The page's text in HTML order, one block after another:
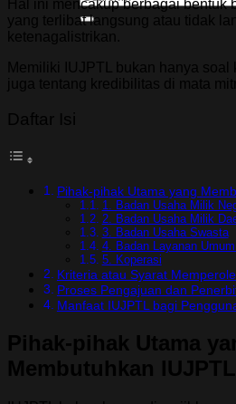
Hal ini mencakup berbagai bentuk
yang terlibat langsung atau tidak
ketenagalistrikan.
Memiliki IUJPTL bukan hanya soal
juga tentang kredibilitas di mata
Daftar Isi
Pihak-pihak Utama yang
1. Badan Usaha Milik
2. Badan Usaha Milik
3. Badan Usaha Swasta
4. Badan Layanan
5. Koperasi
Kriteria atau Syarat
Proses Pengajuan dan
Manfaat IUJPTL bagi
Pihak-pihak Utama
Membutuhkan IUJPTL